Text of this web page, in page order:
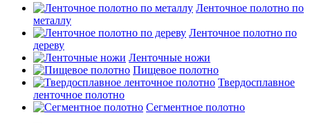
Ленточное полотно по
металлу
Ленточное полотно по
дереву
Ленточные ножи
Пищевое полотно
Твердосплавное
ленточное полотно
Сегментное полотно